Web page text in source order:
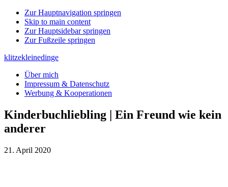
Zur Hauptnavigation springen
Skip to main content
Zur Hauptsidebar springen
Zur Fußzeile springen
klitzekleinedinge
Über mich
Impressum & Datenschutz
Werbung & Kooperationen
Kinderbuchliebling | Ein Freund wie kein
anderer
21. April 2020